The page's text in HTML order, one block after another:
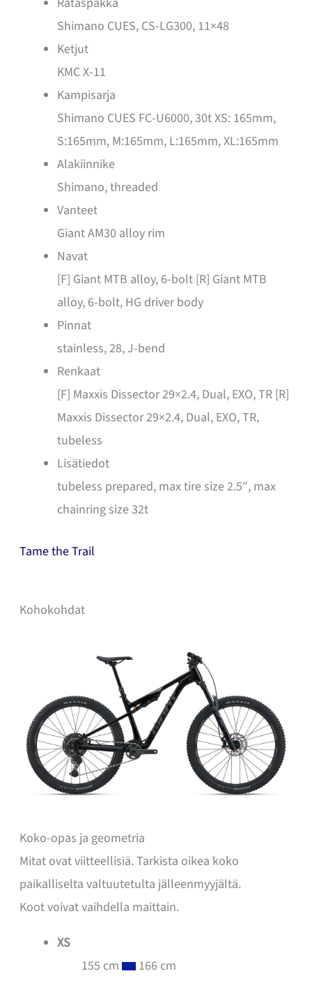
Shimano CUES, CS-LG300, 11×48
Ketjut
KMC X-11
Kampisarja
Shimano CUES FC-U6000, 30t XS: 165mm,
S:165mm, M:165mm, L:165mm, XL:165mm
Alakiinnike
Shimano, threaded
Vanteet
Giant AM30 alloy rim
Navat
[F] Giant MTB alloy, 6-bolt [R] Giant MTB
alloy, 6-bolt, HG driver body
Pinnat
stainless, 28, J-bend
Renkaat
[F] Maxxis Dissector 29×2.4, Dual, EXO, TR [R]
Maxxis Dissector 29×2.4, Dual, EXO, TR,
tubeless
Lisätiedot
tubeless prepared, max tire size 2.5″, max
chainring size 32t
Tame the Trail
Kohokohdat
Koko-opas ja geometria
Mitat ovat viitteellisiä. Tarkista oikea koko
paikalliselta valtuutetulta jälleenmyyjältä.
Koot voivat vaihdella maittain.
XS
155 cm
166 cm